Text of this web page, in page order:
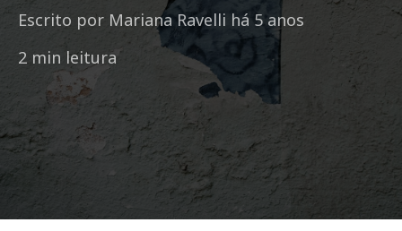
Escrito por Mariana Ravelli há 5 anos
2 min leitura